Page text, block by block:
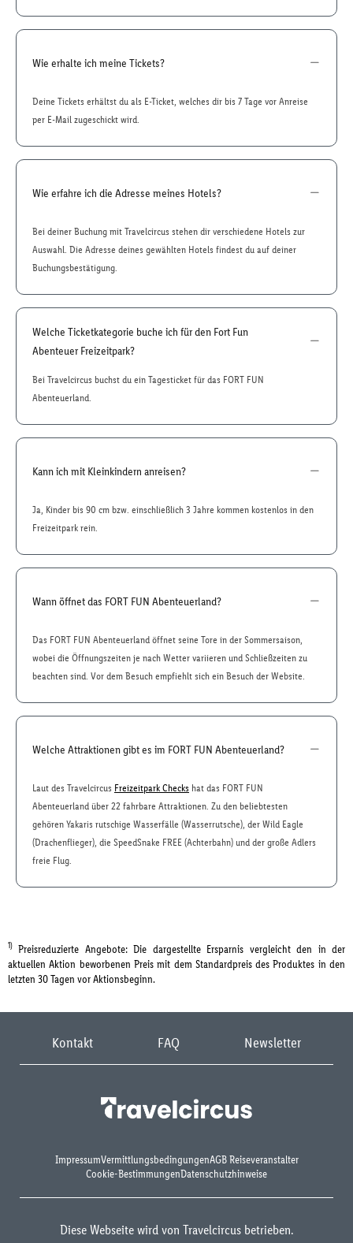
Wie erhalte ich meine Tickets?
Deine Tickets erhältst du als E-Ticket, welches dir bis 7 Tage vor Anreise
per E-Mail zugeschickt wird.
Wie erfahre ich die Adresse meines Hotels?
Bei deiner Buchung mit Travelcircus stehen dir verschiedene Hotels zur
Auswahl. Die Adresse deines gewählten Hotels findest du auf deiner
Buchungsbestätigung.
Welche Ticketkategorie buche ich für den Fort Fun
Abenteuer Freizeitpark?
Bei Travelcircus buchst du ein Tagesticket für das FORT FUN
Abenteuerland.
Kann ich mit Kleinkindern anreisen?
Ja, Kinder bis 90 cm bzw. einschließlich 3 Jahre kommen kostenlos in den
Freizeitpark rein.
Wann öffnet das FORT FUN Abenteuerland?
Das FORT FUN Abenteuerland öffnet seine Tore in der Sommersaison,
wobei die Öffnungszeiten je nach Wetter variieren und Schließzeiten zu
beachten sind. Vor dem Besuch empfiehlt sich ein Besuch der Website.
Welche Attraktionen gibt es im FORT FUN Abenteuerland?
Laut des Travelcircus Freizeitpark Checks hat das FORT FUN
Abenteuerland über 22 fahrbare Attraktionen. Zu den beliebtesten
gehören Yakaris rutschige Wasserfälle (Wasserrutsche), der Wild Eagle
(Drachenflieger), die SpeedSnake FREE (Achterbahn) und der große Adlers
freie Flug.
1) Preisreduzierte Angebote: Die dargestellte Ersparnis vergleicht den in der
aktuellen Aktion beworbenen Preis mit dem Standardpreis des Produktes in den
letzten 30 Tagen vor Aktionsbeginn.
Kontakt FAQ Newsletter
ImpressumVermittlungsbedingungenAGB Reiseveranstalter
Cookie-BestimmungenDatenschutzhinweise
Diese Webseite wird von Travelcircus betrieben.